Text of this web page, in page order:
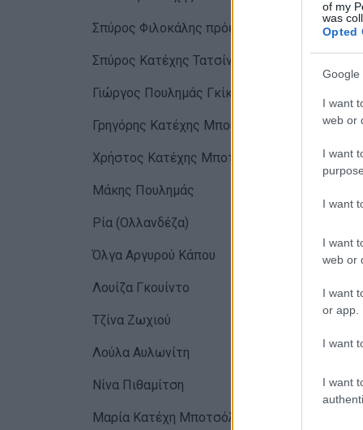
of my
was
Opted
Google
I want
web or
I want
I want
I want
web or
I want
or app.
I want
I want
Σπύρος Φιλοκάλης πρόεδρος
Σπύρος Κατέχης Τατσίνας
Γιώργος Πουλημάς Γκίκας
Γρηγόρης Κατέχης Μπουρτουλής
Χρήστος Κατέχης Μποτσόλης
Μάκης Πουλημάς
Ρία (Ολλανδέζα)
Όλγα Αργυρού Κάπου
Λουίζα Γκουίντο
Τζίνα Ζωχιού
Λούλα Αυλωνίτη
Νίνα Πιθαμίτση
Μαρία Κατέχη Μποτσόλη